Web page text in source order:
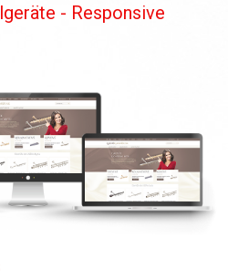
- Responsive